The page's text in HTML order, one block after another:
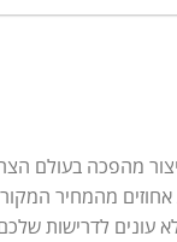
ליצור מהפכה בעולם
אחוזים מהמחיר
עונים לדרישות